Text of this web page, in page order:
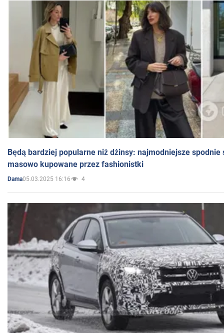
Będą bardziej popularne niż dżinsy: najmodniejsze spodnie
masowo kupowane przez fashionistki
Dama05.03.2025 16:16 4